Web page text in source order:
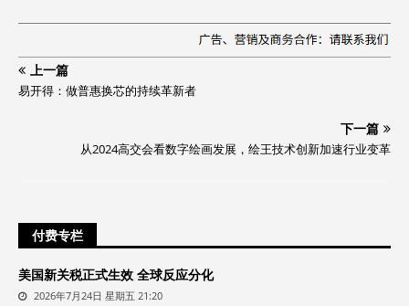
上一篇
易开得：做普惠换芯的持续革新者
下一篇
从2024高交会看数字绘画发展，绘王技术创新加速行业变革
付费专栏
美国新关税正式生效 全球反应分化
2026年7月24日 星期五 21:20